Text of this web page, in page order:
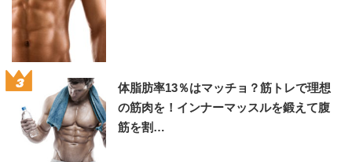
3
体脂肪率13％はマッチョ？筋トレで理想
の筋肉を！インナーマッスルを鍛えて腹
筋を割…